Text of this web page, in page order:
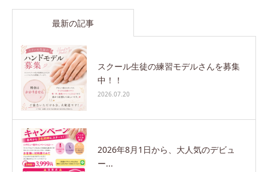
最新の記事
スクール生徒の練習モデルさんを募集
中！！
2026.07.20
2026年8月1日から、大人気のデビュ
ー...